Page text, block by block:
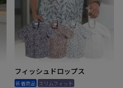
フィッシュドロップス
新着商品 スリムフィット